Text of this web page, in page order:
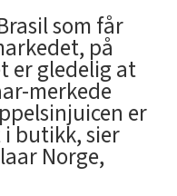
som får
på
er gledelig at
merkede
er
butikk, sier
Norge,